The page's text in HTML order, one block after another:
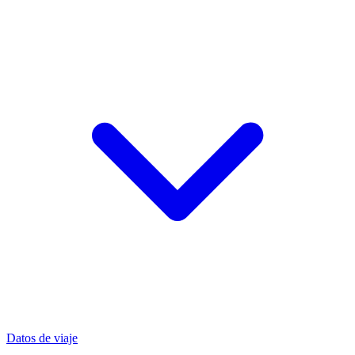
Datos de viaje